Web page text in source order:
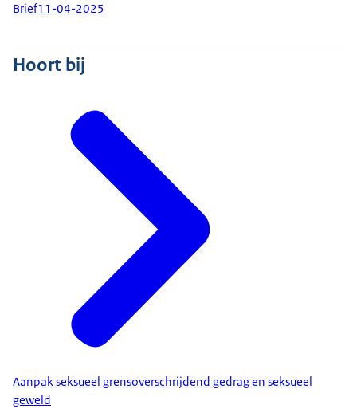
Brief11-04-2025
Hoort bij
Aanpak seksueel grensoverschrijdend gedrag en seksueel
geweld